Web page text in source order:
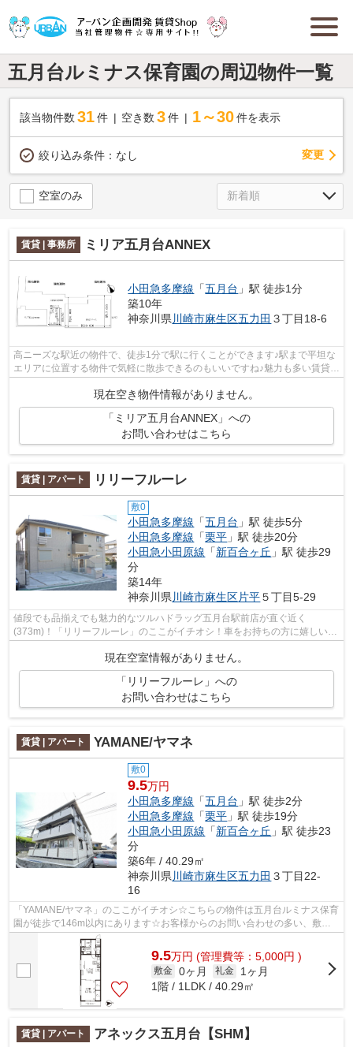
五月台ルミナス保育園の周辺物件一覧
該当物件数 31件 空き数 3 件 1～30 件を表示
絞り込み条件： なし 変更
空室のみ
賃貸 | 事務所 ミリア五月台ANNEX
小田急多摩線 「五月台 」駅 徒歩1分
築10年
神奈川県 川崎市麻生区五力田 ３丁目18-6
高ニーズな駅近の物件で、徒歩1分で駅に行くことができます♪駅まで平坦な
エリアに位置する物件で気軽に散歩できるのもいいですね♪魅力も多い賃貸物
現在空き物件情報がありません。
「ミリア五月台ANNEX」への
お問い合わせはこちら
賃貸 | アパート リリーフルーレ
敷0
小田急多摩線 「五月台 」駅 徒歩5分
小田急多摩線 「栗平 」駅 徒歩20分
小田急小田原線 「新百合ヶ丘 」駅 徒歩29
分
築14年
神奈川県 川崎市麻生区片平５丁目5-29
値段でも品揃えでも魅力的なツルハドラッグ五月台駅前店が直ぐ近く
(373m)！「リリーフルーレ」のここがイチオシ！車をお持ちの方に嬉しい自
走式駐車場を完備しています♪軽量鉄骨では、...
現在空室情報がありません。
「リリーフルーレ」への
お問い合わせはこちら
賃貸 | アパート YAMANE/ヤマネ
敷0
9.5万円
小田急多摩線 「五月台 」駅 徒歩2分
小田急多摩線 「栗平 」駅 徒歩19分
小田急小田原線 「新百合ヶ丘 」駅 徒歩23
分
築6年 / 40.29㎡
神奈川県川崎市麻生区五力田 ３丁目22-
16
「YAMANE/ヤマネ」のここがイチオシ☆こちらの物件は五月台ルミナス保育
園が徒歩で146m以内にあります☆お客様からのお問い合わせの多い、敷地
内ごみ置き場があります☆多くの方にご好評...
9.5万円 (管理費等：5,000円 )
敷金 0ヶ月 礼金
1ヶ月
1階 / 1LDK / 40.29㎡
賃貸 | アパート アネックス五月台【SHM】